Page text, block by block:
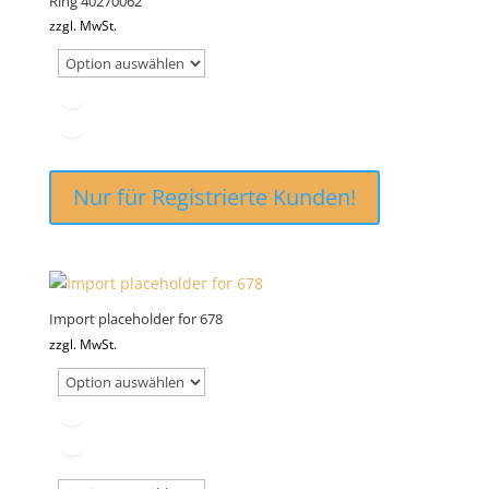
zzgl. MwSt.
Nur für Registrierte Kunden!
Import placeholder for 678
zzgl. MwSt.